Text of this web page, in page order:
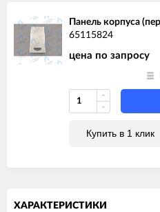
Панель корпуса
65115824
цена по запросу
Купить в 1 клик
ХАРАКТЕРИСТИКИ